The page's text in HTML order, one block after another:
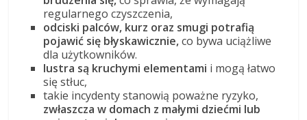
regularnego czyszczenia,
odciski palców, kurz oraz smugi potrafią
pojawić się błyskawicznie,co bywa uciążliwe
dla użytkowników.
lustra są kruchymi elementami i mogą łatwo
się stłuc,
takie incydenty stanowią poważne ryzyko,
zwłaszcza w domach z małymi dziećmi lub